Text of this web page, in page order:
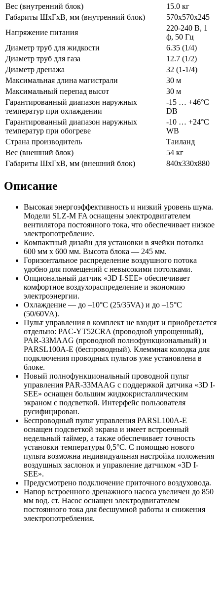
Вес (внутренний блок)
15.0 кг
Габариты ШхГхВ, мм (внутренний блок)
570x570x245
Напряжение питания
220-240 В, 1
ф, 50 Гц
Диаметр труб для жидкости
6.35 (1/4)
Диаметр труб для газа
12.7 (1/2)
Диаметр дренажа
32 (1-1/4)
Максимальная длина магистрали
30 м
Максимальный перепад высот
30 м
Гарантированный диапазон наружных
температур при охлаждении
-15 … +46°C
DB
Гарантированный диапазон наружных
температур при обогреве
-10 … +24°C
WB
Страна производитель
Таиланд
Вес (внешний блок)
54 кг
Габариты ШхГхВ, мм (внешний блок)
840х330х880
Описание
Высокая энергоэффективность и низкий уровень шума.
Модели SLZ-M FA оснащены электродвигателем
вентилятора постоянного тока, что обеспечивает низкое
электропотребление.
Компактный дизайн для установки в ячейки потолка
600 мм x 600 мм. Высота блока — 245 мм.
Горизонтальное раcпределение воздушного потока
удобно для помещений с невысокими потолками.
Опциональный датчик «3D I-SEE» обеспечивает
комфортное воздухораспределение и экономию
электроэнергии.
Охлаждение — до –10°С (25/35VA) и до –15°С
(50/60VA).
Пульт управления в комплект не входит и приобретается
отдельно: PAC-YT52CRA (проводной упрощенный),
PAR-33MAAG (проводной полнофункциональный) и
PARSL100A-E (беспроводный). Клеммная колодка для
подключения проводных пультов уже установлена в
блоке.
Новый полнофункциональный проводной пульт
управления PAR-33MAAG с поддержкой датчика «3D I-
SEE» оснащен большим жидкокристаллическим
экраном с подсветкой. Интерфейс пользователя
русифицирован.
Беспроводный пульт управления PARSL100A-E
оснащен подсветкой экрана и имеет встроенный
недельный таймер, а также обеспечивает точность
установки температуры 0,5°С. С помощью нового
пульта возможна индивидуальная настройка положения
воздушных заслонок и управление датчиком «3D I-
SEE».
Предусмотрено подключение приточного воздуховода.
Напор встроенного дренажного насоса увеличен до 850
мм вод. ст. Насос оснащен электродвигателем
постоянного тока для бесшумной работы и снижения
электропотребления.